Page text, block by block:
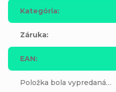
Kategória:
Záruka:
EAN:
Položka bola vypredaná…